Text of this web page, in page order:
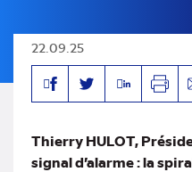
22.09.25
FacebookTwitterLinkedin
Thierry HULOT,
signal d’alarme : la